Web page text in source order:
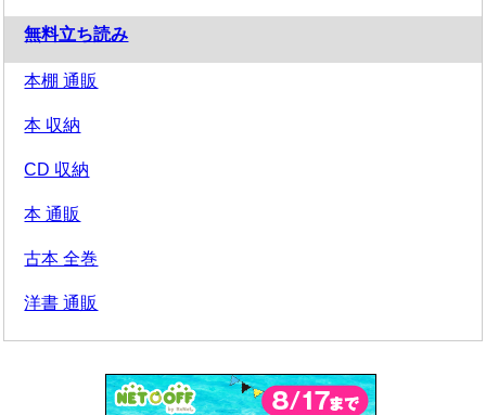
無料立ち読み
本棚 通販
本 収納
CD 収納
本 通販
古本 全巻
洋書 通販